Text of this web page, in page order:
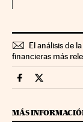
El análisis de
financieras más
EconomiaEconomia
MÁS